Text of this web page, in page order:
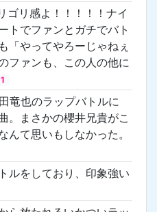
ゴリ感よ！！！！！ナイ
トでファンとガチでバト
「やってやろーじゃねぇ
ファンも、この人の他に
竜也のラップバトルに
。まさかの櫻井兄貴がこ
んて思いもしなかった。
ルをしており、印象強い